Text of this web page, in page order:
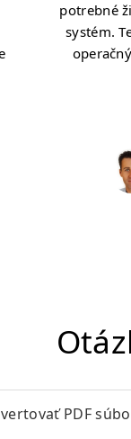
potrebné
systém.
PDF